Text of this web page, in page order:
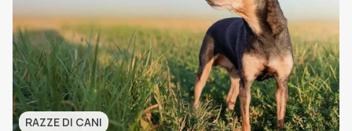
RAZZE DI CANI